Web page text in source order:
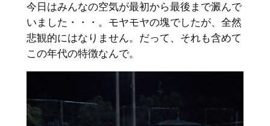
今日はみんなの空気が最初から最後まで澱んで
いました・・・。モヤモヤの塊でしたが、全然
悲観的にはなりません。だって、それも含めて
この年代の特徴なんで。